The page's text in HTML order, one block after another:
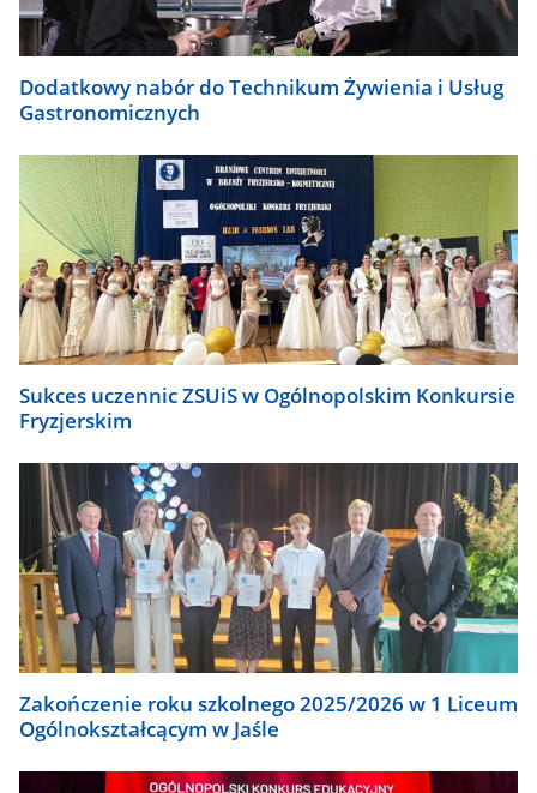
Dodatkowy nabór do Technikum Żywienia i Usług
Gastronomicznych
Sukces uczennic ZSUiS w Ogólnopolskim Konkursie
Fryzjerskim
Zakończenie roku szkolnego 2025/2026 w 1 Liceum
Ogólnokształcącym w Jaśle